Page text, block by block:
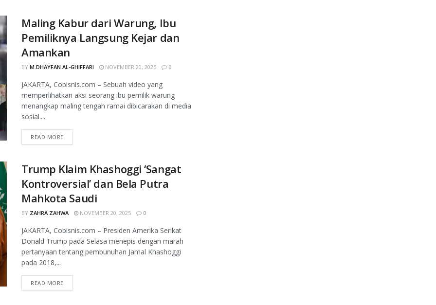
Maling Kabur dari Warung, Ibu
Pemiliknya Langsung Kejar dan
Amankan
BY M.DHAYFAN AL-GHIFFARI NOVEMBER 20, 2025 0
JAKARTA, Cobisnis.com – Sebuah video yang
memperlihatkan aksi seorang ibu pemilik warung
menangkap maling tengah ramai dibicarakan di media
sosial....
READ MORE
Trump Klaim Khashoggi ‘Sangat
Kontroversial’ dan Bela Putra
Mahkota Saudi
BY ZAHRA ZAHWA NOVEMBER 20, 2025 0
JAKARTA, Cobisnis.com – Presiden Amerika Serikat
Donald Trump pada Selasa menepis dengan marah
pertanyaan tentang pembunuhan Jamal Khashoggi
pada 2018,...
READ MORE